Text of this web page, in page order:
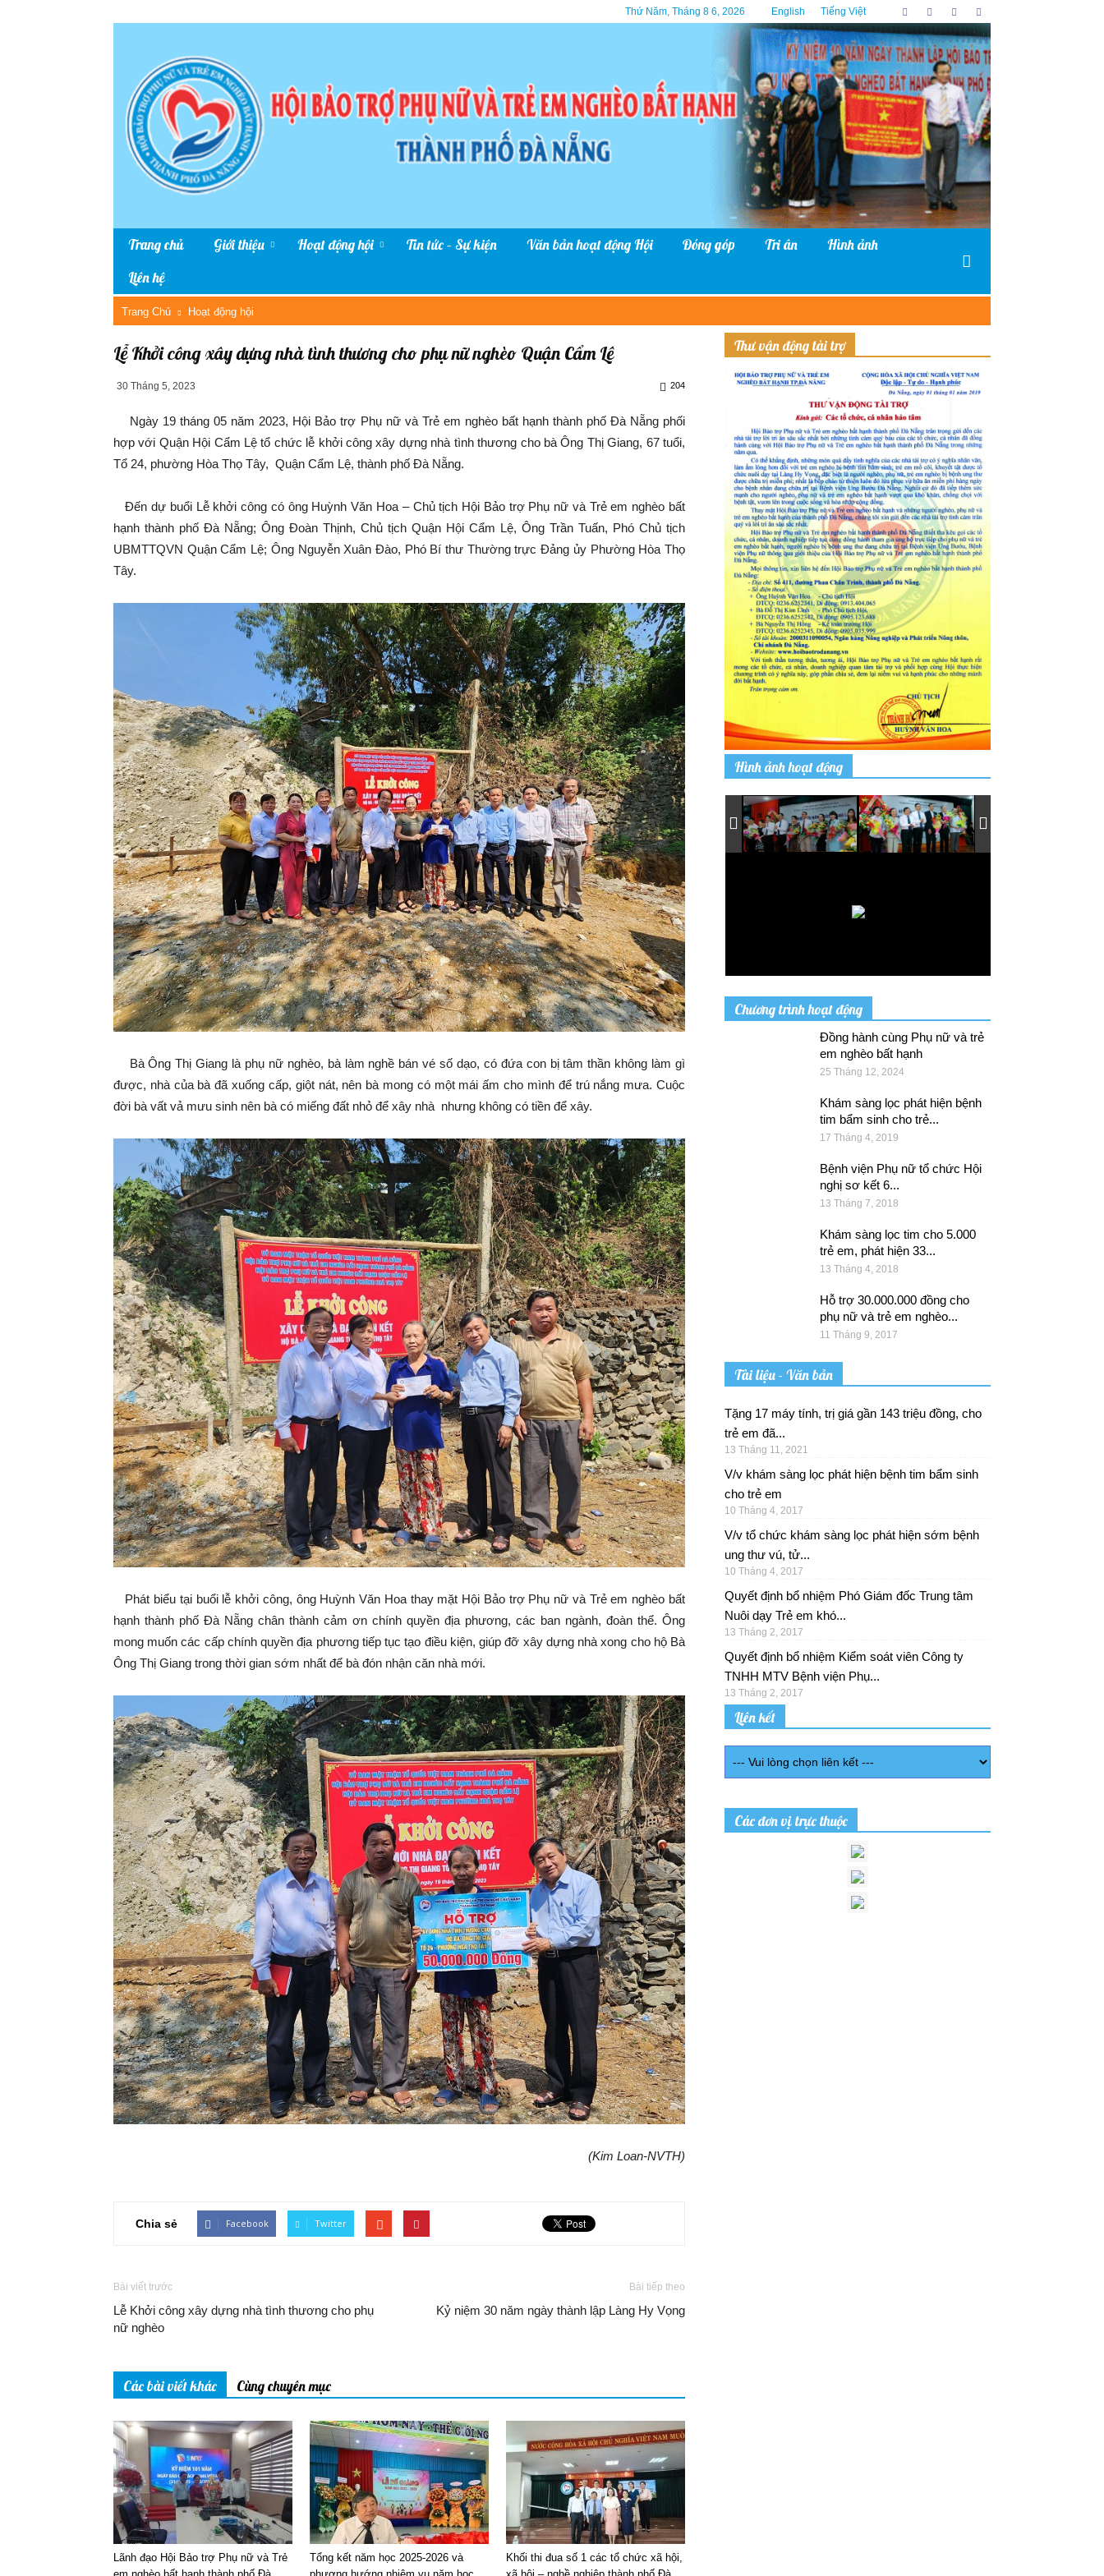
Thứ Năm, Tháng 8 6, 2026 English Tiếng Việt
Trang chủ Giới thiệu Hoạt động hội Tin tức – Sự kiện Văn bản hoạt động Hội Đóng góp Tri ân
Hình ảnh
Liên hệ
Trang Chủ Hoạt động hội
Lễ Khởi công xây dựng nhà tình thương cho phụ nữ nghèo Quận Cẩm Lệ
30 Tháng 5, 2023 204
Ngày 19 tháng 05 năm 2023, Hội Bảo trợ Phụ nữ và Trẻ em nghèo bất hạnh thành phố Đà Nẵng phối
hợp với Quận Hội Cẩm Lệ tổ chức lễ khởi công xây dựng nhà tình thương cho bà Ông Thị Giang, 67 tuổi,
Tổ 24, phường Hòa Thọ Tây, Quận Cẩm Lệ, thành phố Đà Nẵng.
Đến dự buổi Lễ khởi công có ông Huỳnh Văn Hoa – Chủ tịch Hội Bảo trợ Phụ nữ và Trẻ em nghèo bất
hạnh thành phố Đà Nẵng; Ông Đoàn Thịnh, Chủ tịch Quận Hội Cẩm Lệ, Ông Trần Tuấn, Phó Chủ tịch
UBMTTQVN Quận Cẩm Lệ; Ông Nguyễn Xuân Đào, Phó Bí thư Thường trực Đảng ủy Phường Hòa Thọ
Tây.
Bà Ông Thị Giang là phụ nữ nghèo, bà làm nghề bán vé số dạo, có đứa con bị tâm thần không làm gì
được, nhà của bà đã xuống cấp, giột nát, nên bà mong có một mái ấm cho mình để trú nắng mưa. Cuộc
đời bà vất vả mưu sinh nên bà có miếng đất nhỏ để xây nhà nhưng không có tiền để xây.
Phát biểu tại buổi lễ khởi công, ông Huỳnh Văn Hoa thay mặt Hội Bảo trợ Phụ nữ và Trẻ em nghèo bất
hạnh thành phố Đà Nẵng chân thành cảm ơn chính quyền địa phương, các ban ngành, đoàn thể. Ông
mong muốn các cấp chính quyền địa phương tiếp tục tạo điều kiện, giúp đỡ xây dựng nhà xong cho hộ Bà
Ông Thị Giang trong thời gian sớm nhất để bà đón nhận căn nhà mới.
(Kim Loan-NVTH)
Chia sẻ Facebook Twitter
Bài viết trước
Lễ Khởi công xây dựng nhà tình thương cho phụ
nữ nghèo
Bài tiếp theo
Kỷ niệm 30 năm ngày thành lập Làng Hy Vọng
Các bài viết khác Cùng chuyên mục
Lãnh đạo Hội Bảo trợ Phụ nữ và Trẻ
Tổng kết năm học 2025-2026 và
Khối thi đua số 1 các tổ chức xã hội,
Thư vận động tài trợ
Hình ảnh hoạt động
Chương trình hoạt động
Đồng hành cùng Phụ nữ và trẻ
em nghèo bất hạnh
25 Tháng 12, 2024
Khám sàng lọc phát hiện bệnh
tim bẩm sinh cho trẻ...
17 Tháng 4, 2019
Bệnh viện Phụ nữ tổ chức Hội
nghị sơ kết 6...
13 Tháng 7, 2018
Khám sàng lọc tim cho 5.000
trẻ em, phát hiện 33...
13 Tháng 4, 2018
Hỗ trợ 30.000.000 đồng cho
phụ nữ và trẻ em nghèo...
11 Tháng 9, 2017
Tài liệu - Văn bản
Tặng 17 máy tính, trị giá gần 143 triệu đồng, cho
trẻ em đã...
13 Tháng 11, 2021
V/v khám sàng lọc phát hiện bệnh tim bẩm sinh
cho trẻ em
10 Tháng 4, 2017
V/v tổ chức khám sàng lọc phát hiện sớm bệnh
ung thư vú, tử...
10 Tháng 4, 2017
Quyết định bổ nhiệm Phó Giám đốc Trung tâm
Nuôi dạy Trẻ em khó...
13 Tháng 2, 2017
Quyết định bổ nhiệm Kiểm soát viên Công ty
TNHH MTV Bệnh viện Phụ...
13 Tháng 2, 2017
Liên kết
Các đơn vị trực thuộc